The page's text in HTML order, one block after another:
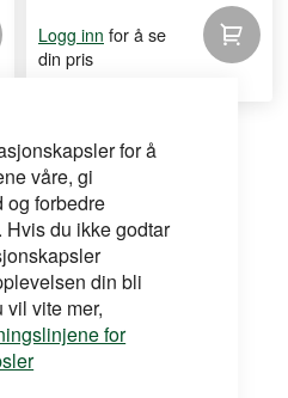
for å
våre, gi
og forbedre
du ikke godtar
din bli
vil vite mer,
for
Logg inn for å se
din pris